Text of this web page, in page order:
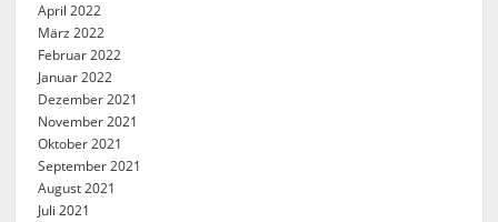
April 2022
März 2022
Februar 2022
Januar 2022
Dezember 2021
November 2021
Oktober 2021
September 2021
August 2021
Juli 2021